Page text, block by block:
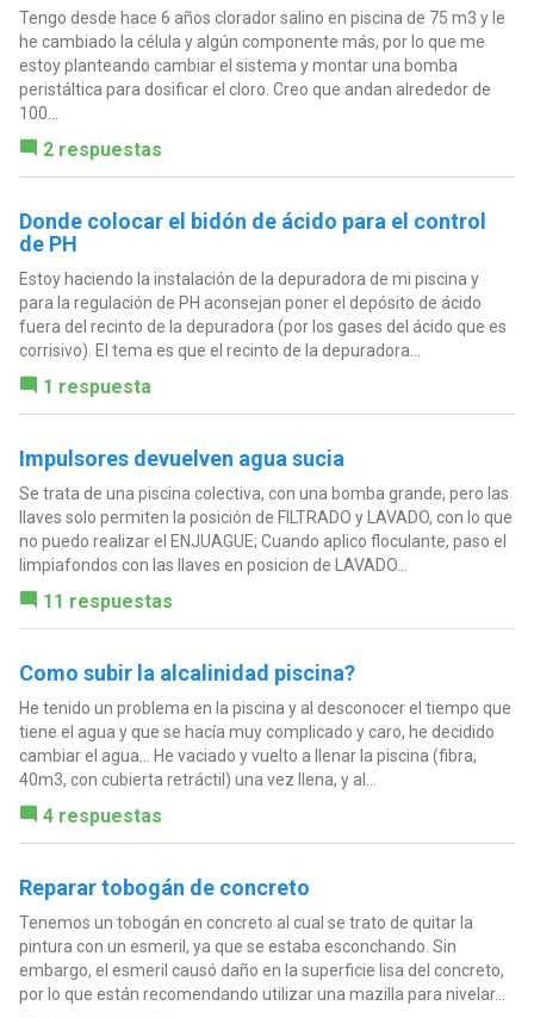
Tengo desde hace 6 años clorador salino en piscina de 75 m3 y le
he cambiado la célula y algún componente más, por lo que me
estoy planteando cambiar el sistema y montar una bomba
peristáltica para dosificar el cloro. Creo que andan alrededor de
100...
2 respuestas
Donde colocar el bidón de ácido para el control
de PH
Estoy haciendo la instalación de la depuradora de mi piscina y
para la regulación de PH aconsejan poner el depósito de ácido
fuera del recinto de la depuradora (por los gases del ácido que es
corrisivo). El tema es que el recinto de la depuradora...
1 respuesta
Impulsores devuelven agua sucia
Se trata de una piscina colectiva, con una bomba grande, pero las
llaves solo permiten la posición de FILTRADO y LAVADO, con lo que
no puedo realizar el ENJUAGUE; Cuando aplico floculante, paso el
limpiafondos con las llaves en posicion de LAVADO...
11 respuestas
Como subir la alcalinidad piscina?
He tenido un problema en la piscina y al desconocer el tiempo que
tiene el agua y que se hacía muy complicado y caro, he decidido
cambiar el agua... He vaciado y vuelto a llenar la piscina (fibra,
40m3, con cubierta retráctil) una vez llena, y al...
4 respuestas
Reparar tobogán de concreto
Tenemos un tobogán en concreto al cual se trato de quitar la
pintura con un esmeril, ya que se estaba esconchando. Sin
embargo, el esmeril causó daño en la superficie lisa del concreto,
por lo que están recomendando utilizar una mazilla para nivelar...